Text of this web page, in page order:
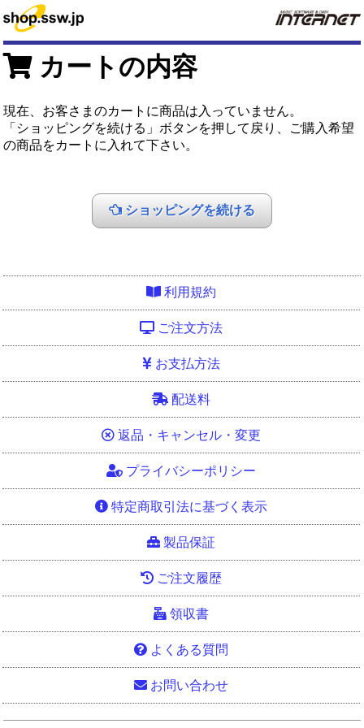
カートの内容
現在、お客さまのカートに商品は入っていません。
「ショッピングを続ける」ボタンを押して戻り、ご購入希望
の商品をカートに入れて下さい。
ショッピングを続ける
利用規約
ご注文方法
お支払方法
配送料
返品・キャンセル・変更
プライバシーポリシー
特定商取引法に基づく表示
製品保証
ご注文履歴
領収書
よくある質問
お問い合わせ